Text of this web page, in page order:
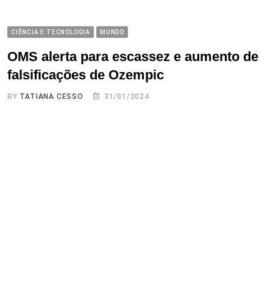
CIÊNCIA E TECNOLOGIA MUNDO
OMS alerta para escassez e aumento de
falsificações de Ozempic
BY TATIANA CESSO 31/01/2024